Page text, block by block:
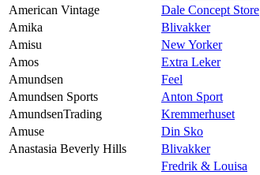
American Vintage
Dale Concept Store
Amika
Blivakker
Amisu
New Yorker
Amos
Extra Leker
Amundsen
Feel
Amundsen Sports
Anton Sport
AmundsenTrading
Kremmerhuset
Amuse
Din Sko
Anastasia Beverly Hills
Blivakker
Fredrik & Louisa